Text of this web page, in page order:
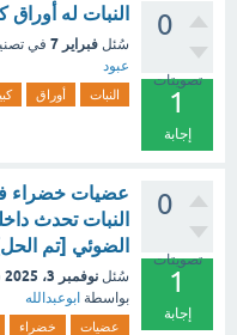
0
تصويتات
1
إجابة
النبات له
سُئل فبراير 7 في
عبود
النبات أوراق
0
تصويتات
1
إجابة
عضيات خضراء
النبات تحدث
الضوئي [تم
سُئل نوفمبر 3، 2025
بواسطة ابوعبدالله
عضيات خضراء